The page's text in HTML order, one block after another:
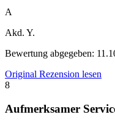
A
Akd. Y.
Bewertung abgegeben:
Original Rezension lesen
8
Aufmerksamer